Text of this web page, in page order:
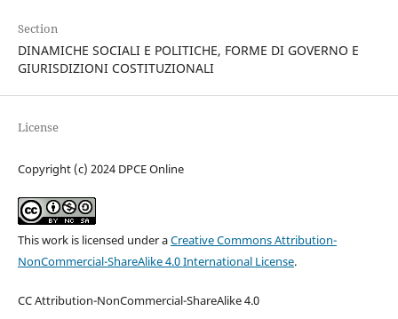
Section
DINAMICHE SOCIALI E POLITICHE, FORME DI GOVERNO E
GIURISDIZIONI COSTITUZIONALI
License
Copyright (c) 2024 DPCE Online
This work is licensed under aCreative Commons Attribution-
NonCommercial-ShareAlike 4.0 International License.
CC Attribution-NonCommercial-ShareAlike 4.0